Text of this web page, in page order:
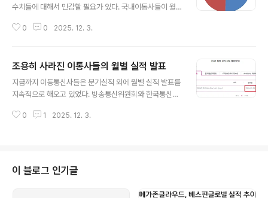
수치들에 대해서 민감할 필요가 있다. 국내이통사들이 월
수치등은 알 수가 없으나 몇몇 자료를 통해서 09년 11월,
수치는 알 수 없고, 10월 수치를 보자면 전체 가입자수는 4
7,750,286명이다. 이통사별 시장 점유율은 SKT 50.6
3%, KT 31.28%, LGT 18.08%으로 큰 변화가 없다.이
강 상태를 보이고 있다.각 이통사별 번호이동 점유율은 가
0 0 2025. 12. 3.
조용히 사라진 이통사들의 월별 실적 발표
지금까지 이동통신사들은 분기실적 외에 월별 실적 발표를
지속적으로 해오고 있었다. 방송통신위원회와 한국통신사
지만 2개월 전의 자료이기 때문에 하루가 다르게 변화하는
했듯이 최근 이동통신사들은 월별 실적 자료 발표를 꺼리
고 있다. 과연 요즘은 어떨까? 먼저, LGT는 7월 이후부터
실적 발표를 하지 않고 있다.한군데에서 발표를 하지 않으
0 1 2025. 12. 3.
이 블로그 인기글